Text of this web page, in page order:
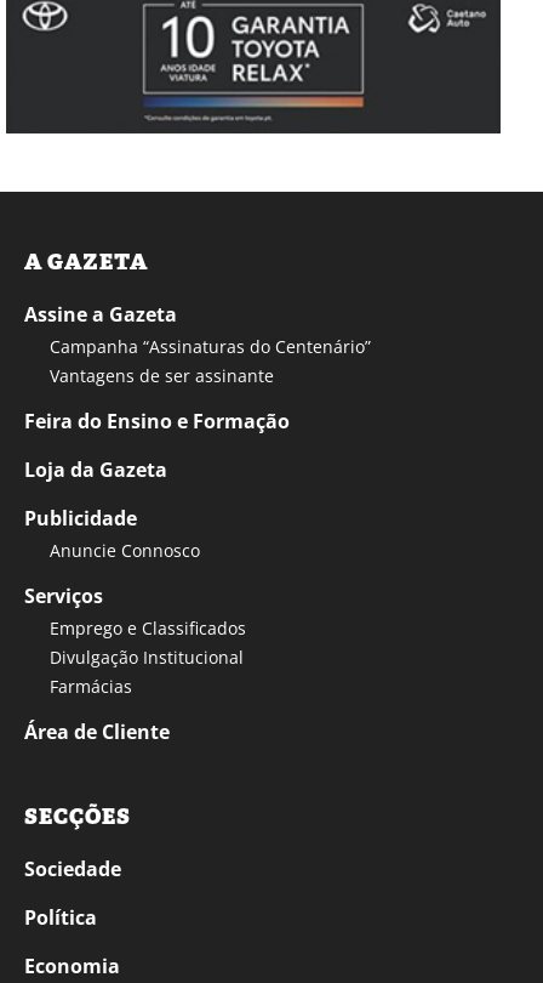
A GAZETA
Assine a Gazeta
Campanha “Assinaturas do Centenário”
Vantagens de ser assinante
Feira do Ensino e Formação
Loja da Gazeta
Publicidade
Anuncie Connosco
Serviços
Emprego e Classificados
Divulgação Institucional
Farmácias
Área de Cliente
SECÇÕES
Sociedade
Política
Economia